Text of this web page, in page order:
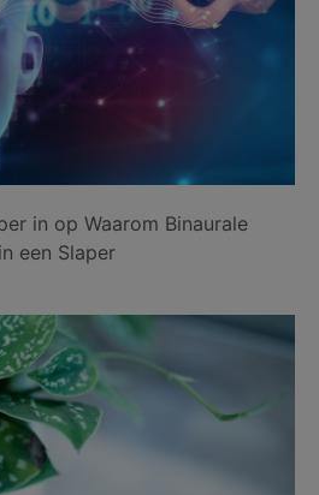
in op Waarom Binaurale
een Slaper